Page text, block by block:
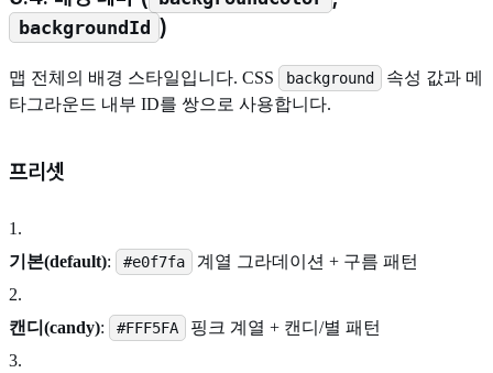
backgroundId )
맵 전체의 배경 스타일입니다. CSS background
속성 값과 메
타그라운드 내부 ID를 쌍으로 사용합니다.
프리셋
1 .
기본(default): #e0f7fa
계열 그라데이션 + 구름 패턴
2.
캔디(candy): #FFF5FA
핑크 계열 + 캔디/별 패턴
3.